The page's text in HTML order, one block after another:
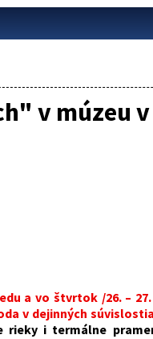
v múzeu
a vo štvrtok /26. – 27.
v dejinných
i termálne